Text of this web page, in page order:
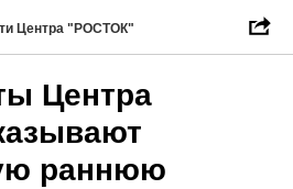
Центра "РОСТОК"
Центра
раннюю